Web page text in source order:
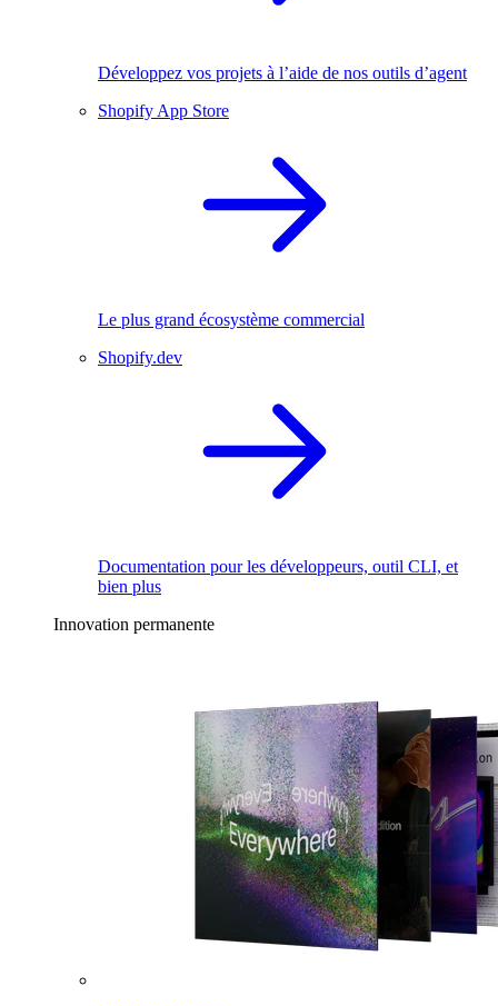
Développez vos projets à l’aide de nos outils d’agent
Shopify App Store
Le plus grand écosystème commercial
Shopify.dev
Documentation pour les développeurs, outil CLI, et
bien plus
Innovation permanente